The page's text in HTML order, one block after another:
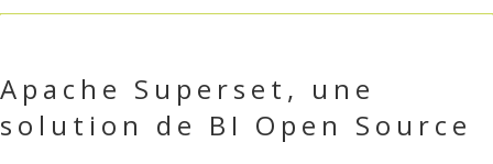
Apache Superset, une
solution de BI Open Source